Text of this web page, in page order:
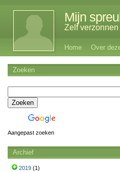
Mijn
Zelf
Home Over
Zoeken
Aangepast zoeken
Archief
2019 (1)